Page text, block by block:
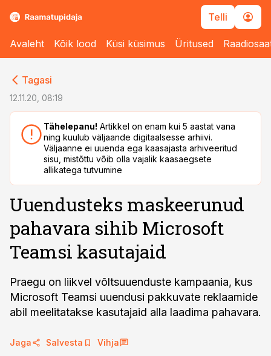
Telli
Avaleht Kõik lood Küsi küsimus Üritused
Tagasi
12.11.20, 08:19
Tähelepanu! Artikkel on enam kui 5 aastat vana
ning kuulub väljaande digitaalsesse arhiivi.
Väljaanne ei uuenda ega kaasajasta arhiveeritud
sisu, mistõttu võib olla vajalik kaasaegsete
allikatega tutvumine
Uuendusteks maskeerunud
pahavara sihib Microsoft
Teamsi kasutajaid
Praegu on liikvel võltsuuenduste kampaania, kus
Microsoft Teamsi uuendusi pakkuvate reklaamide
abil meelitatakse kasutajaid alla laadima pahavara.
Jaga Salvesta Vihja